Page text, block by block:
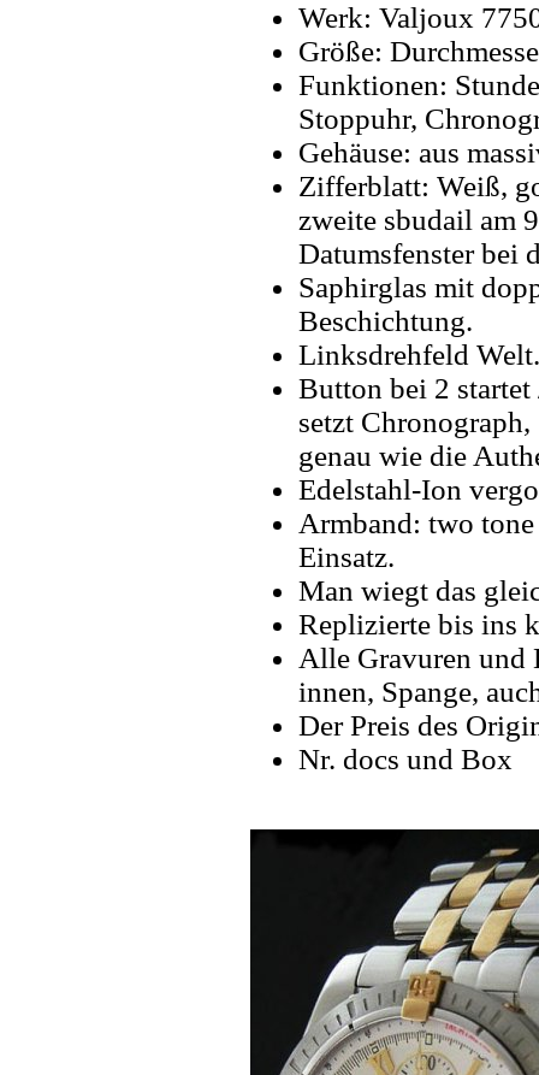
Werk: Valjoux
Größe:
Funktionen:
Stoppuhr,
Gehäuse: aus
Zifferblatt: Weiß,
zweite sbudail am
Datumsfenster bei
Saphirglas mit
Beschichtung.
Linksdrehfeld Welt.
Button bei 2
setzt
genau wie die
Edelstahl-Ion
Armband: two
Einsatz.
Man wiegt das
Replizierte bis ins
Alle Gravuren und
innen, Spange,
Der Preis des
Nr. docs und Box